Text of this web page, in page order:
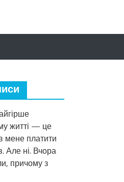
житті — це
мене платити
Але ні. Вчора
причому з